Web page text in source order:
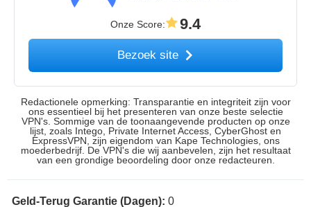
Onze Score: 9.4
Bezoek site
Redactionele opmerking: Transparantie en integriteit zijn voor
ons essentieel bij het presenteren van onze beste selectie
VPN's. Sommige van de toonaangevende producten op onze
lijst, zoals Intego, Private Internet Access, CyberGhost en
ExpressVPN, zijn eigendom van Kape Technologies, ons
moederbedrijf. De VPN's die wij aanbevelen, zijn het resultaat
van een grondige beoordeling door onze redacteuren.
Geld-Terug Garantie (Dagen): 0